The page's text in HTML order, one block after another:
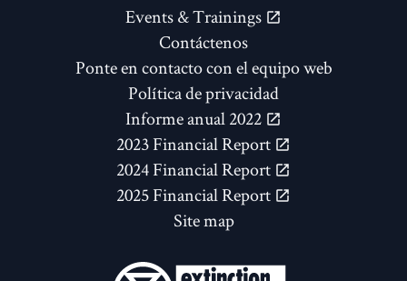
Events & Trainings
Contáctenos
Ponte en contacto con el equipo web
Política de privacidad
Informe anual 2022
2023 Financial Report
2024 Financial Report
2025 Financial Report
Site map